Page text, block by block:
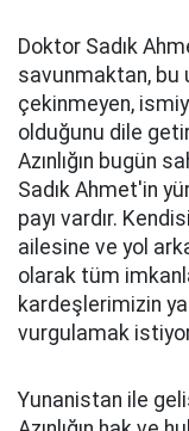
Doktor Sadık
savunmaktan, bu
çekinmeyen,
olduğunu dile
Azınlığın bugün
Sadık Ahmet'in
payı vardır.
ailesine ve yol
olarak tüm
kardeşlerimizin
vurgulamak
Yunanistan ile